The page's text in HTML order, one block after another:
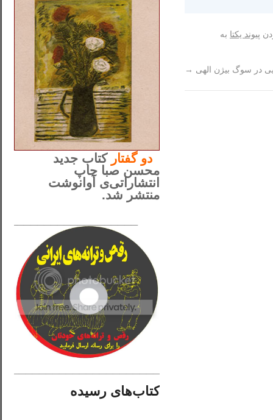
پیوند یکتا به
در سوگ بیژن الهی →
دوگفتار کتاب جدید
محسن صبا چاپ
انتشاراتی‌ی آوانوشت
منتشر شد.
کتاب‌های رسیده